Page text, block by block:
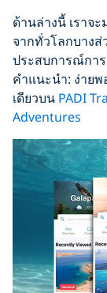
ด้านล่างนี้ เราจ
จากทั่วโลกบางส่
ประสบการณ์กา
คำแนะนำ: ง่าย
เดียวบน PADI
Adventures